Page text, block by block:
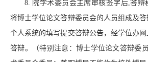
8. 院学术委员会主席审核签字后,答辩
将博士学位论文答辩委员会的人员组成及
个人系统的填写提交答辩公告，经学位办
答辩。（特别注意：博士学位论文答辩委